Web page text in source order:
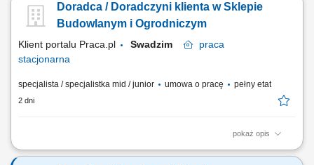
Doradca / Doradczyni klienta w Sklepie
Budowlanym i Ogrodniczym
Klient portalu Praca.pl Swadzim
praca
stacjonarna
specjalista / specjalistka mid / junior umowa o pracę pełny etat
2 dni
pokaż opis
Pomoc klientom w wyborze produktów oraz zapewnienie profesjonalnej